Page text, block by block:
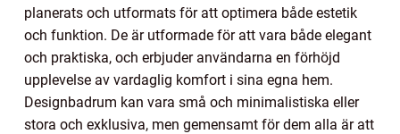
planerats och utformats för att optimera både estetik
och funktion. De är utformade för att vara både elegant
och praktiska, och erbjuder användarna en förhöjd
upplevelse av vardaglig komfort i sina egna hem.
Designbadrum kan vara små och minimalistiska eller
stora och exklusiva, men gemensamt för dem alla är att